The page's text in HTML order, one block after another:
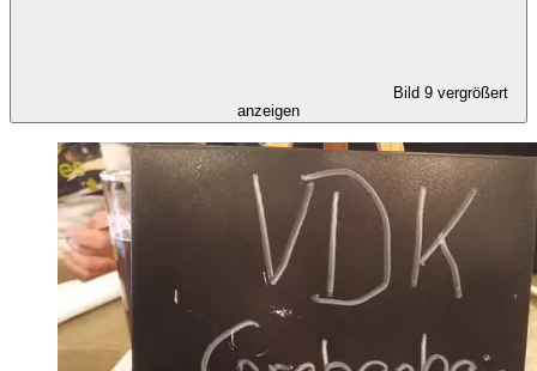
Bild 9 vergrößert
anzeigen